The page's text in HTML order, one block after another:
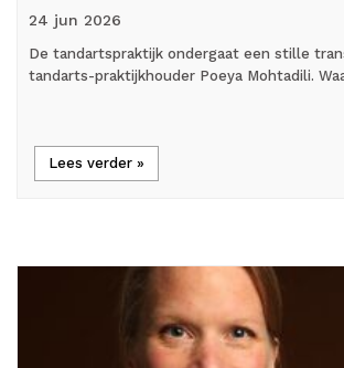
24 jun 2026
De tandartspraktijk ondergaat een stille
tandarts-praktijkhouder Poeya Mohtadili.
Lees verder »